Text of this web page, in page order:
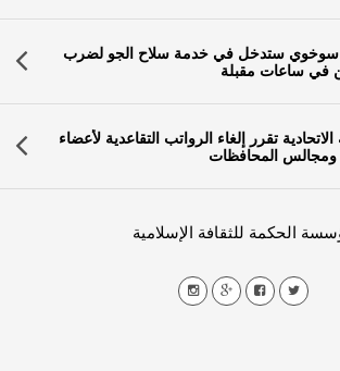
سوخوي ستدخل في خدمة سلاح الجو لضرب
في ساعات مقبلة
تقرر إلغاء الرواتب التقاعدية لأعضاء
ومجالس المحافظات
الحكمة للثقافة الإسلامية